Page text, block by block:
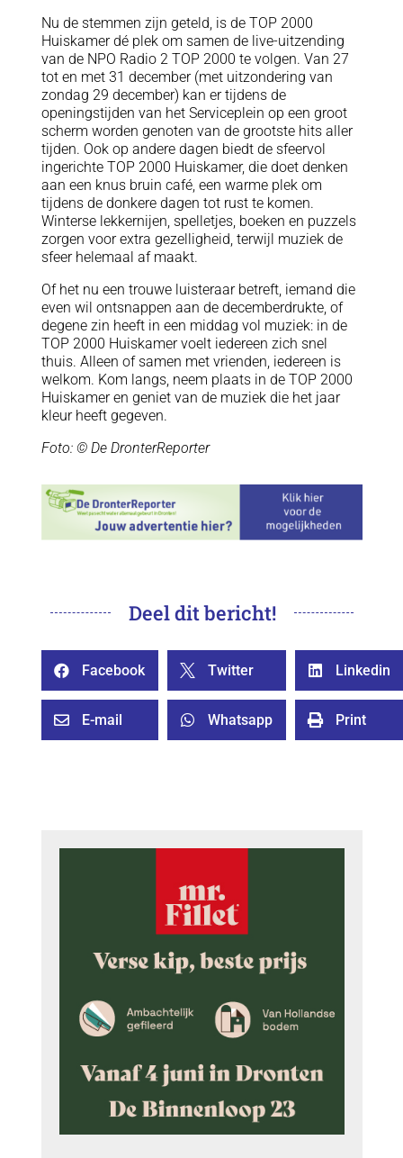
Nu de stemmen zijn geteld, is de TOP 2000
Huiskamer dé plek om samen de live-uitzending
van de NPO Radio 2 TOP 2000 te volgen. Van 27
tot en met 31 december (met uitzondering van
zondag 29 december) kan er tijdens de
openingstijden van het Serviceplein op een groot
scherm worden genoten van de grootste hits aller
tijden. Ook op andere dagen biedt de sfeervol
ingerichte TOP 2000 Huiskamer, die doet denken
aan een knus bruin café, een warme plek om
tijdens de donkere dagen tot rust te komen.
Winterse lekkernijen, spelletjes, boeken en puzzels
zorgen voor extra gezelligheid, terwijl muziek de
sfeer helemaal af maakt.
Of het nu een trouwe luisteraar betreft, iemand die
even wil ontsnappen aan de decemberdrukte, of
degene zin heeft in een middag vol muziek: in de
TOP 2000 Huiskamer voelt iedereen zich snel
thuis. Alleen of samen met vrienden, iedereen is
welkom. Kom langs, neem plaats in de TOP 2000
Huiskamer en geniet van de muziek die het jaar
kleur heeft gegeven.
Foto: © De DronterReporter
Deel dit bericht!
 Facebook  Twitter  Linkedin
 E-mail  Whatsapp  Print